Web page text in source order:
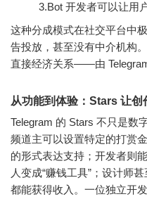
3.Bot 开发者可以让用
这种分成模式在社交平台中
告投放，甚至没有中介机构
直接经济关系——由
从功能到体验：Stars 让创
Telegram 的 Stars 不只是数
频道主可以设置特定的打赏
的形式表达支持；开发者则
人变成“赚钱工具”；设计师
都能获得收入。一位独立开